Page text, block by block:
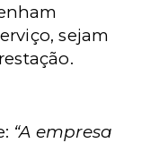
sejam
“A empresa